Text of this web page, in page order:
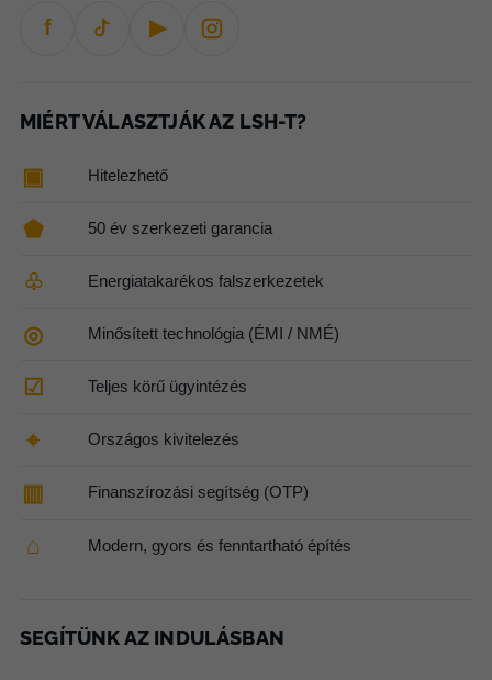
f ▶
MIÉRT VÁLASZTJÁK AZ LSH-T?
▣ Hitelezhető
⬟ 50 év szerkezeti garancia
♧ Energiatakarékos falszerkezetek
◎ Minősített technológia (ÉMI / NMÉ)
☑ Teljes körű ügyintézés
⌖ Országos kivitelezés
▥ Finanszírozási segítség (OTP)
⌂ Modern, gyors és fenntartható építés
SEGÍTÜNK AZ INDULÁSBAN